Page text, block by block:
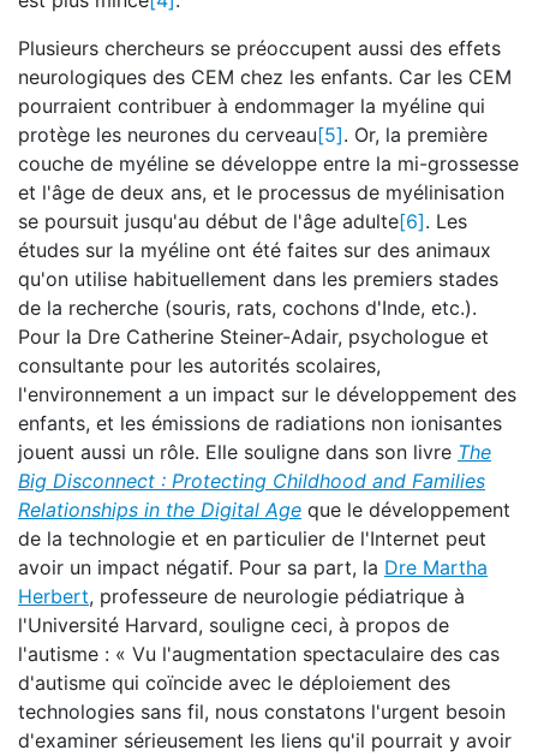
Plusieurs chercheurs se préoccupent aussi des effets
neurologiques des CEM chez les enfants. Car les CEM
pourraient contribuer à endommager la myéline qui
protège les neurones du cerveau[5]. Or, la première
couche de myéline se développe entre la mi-grossesse
et l'âge de deux ans, et le processus de myélinisation
se poursuit jusqu'au début de l'âge adulte[6]. Les
études sur la myéline ont été faites sur des animaux
qu'on utilise habituellement dans les premiers stades
de la recherche (souris, rats, cochons d'Inde, etc.).
Pour la Dre Catherine Steiner-Adair, psychologue et
consultante pour les autorités scolaires,
l'environnement a un impact sur le développement des
enfants, et les émissions de radiations non ionisantes
jouent aussi un rôle. Elle souligne dans son livre The
Big Disconnect : Protecting Childhood and Families
Relationships in the Digital Age que le développement
de la technologie et en particulier de l'Internet peut
avoir un impact négatif. Pour sa part, la Dre Martha
Herbert, professeure de neurologie pédiatrique à
l'Université Harvard, souligne ceci, à propos de
l'autisme : « Vu l'augmentation spectaculaire des cas
d'autisme qui coïncide avec le déploiement des
technologies sans fil, nous constatons l'urgent besoin
d'examiner sérieusement les liens qu'il pourrait y avoir